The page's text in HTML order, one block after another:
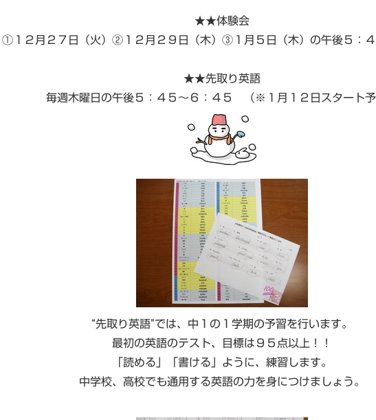
★★体験会
①１２月２７日（火）②１２月２９日（木）③１月５日（木）の午後５：４
★★先取り英語
毎週木曜日の午後５：４５～６：４５ （※１月１２日スタート予
“先取り英語”では、中１の１学期の予習を行います。
最初の英語のテスト、目標は９５点以上！！
「読める」「書ける」ように、練習します。
中学校、高校でも通用する英語の力を身につけましょう。